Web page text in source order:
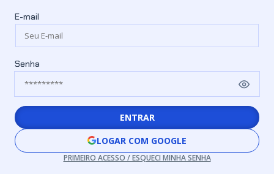
E-mail
Senha
ENTRAR
LOGAR COM GOOGLE
PRIMEIRO ACESSO / ESQUECI MINHA SENHA